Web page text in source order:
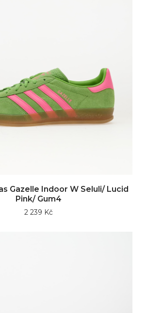
Gazelle Indoor W Seluli/ Lucid
Pink/ Gum4
2 239 Kč